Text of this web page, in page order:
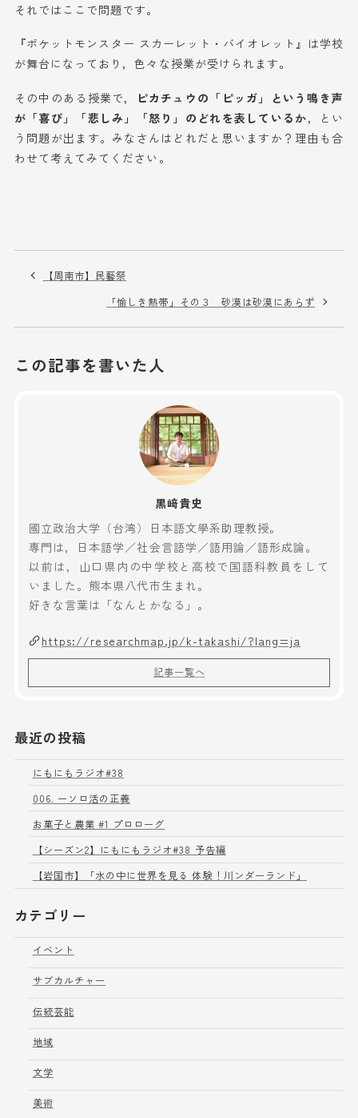
それではここで問題です。
『ポケットモンスター スカーレット・バイオレット』は学校
が舞台になっており，色々な授業が受けられます。
その中のある授業で，
ピカチュウの「ピッガ」という鳴き声
が「喜び」「悲しみ」「怒り」のどれを表しているか，とい
う問題が出ます。みなさんはどれだと思いますか？理由も合
わせて考えてみてください。
【周南市】民藝祭
「愉しき熱帯」その３ 砂漠は砂漠にあらず
この記事を書いた人
黒﨑貴史
國立政治大学（台湾）日本語文學系助理教授。
専門は，日本語学／社会言語学／語用論／語形成論。
以前は，山口県内の中学校と高校で国語科教員をして
いました。熊本県八代市生まれ。
好きな言葉は「なんとかなる」。
https://researchmap.jp/k-takashi/?lang=ja
記事一覧へ
最近の投稿
にもにもラジオ#38
006. ーソロ活の正義
お菓子と農業 #1 プロローグ
【シーズン2】にもにもラジオ#38 予告編
【岩国市】「水の中に世界を見る 体験！川ンダーランド」
カテゴリー
イベント
サブカルチャー
伝統芸能
地域
文学
美術